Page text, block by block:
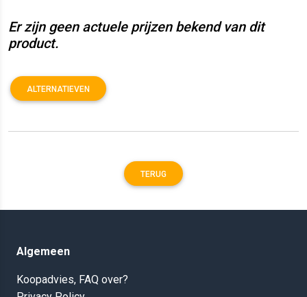
Er zijn geen actuele prijzen bekend van dit
product.
ALTERNATIEVEN
TERUG
Algemeen
Koopadvies, FAQ over?